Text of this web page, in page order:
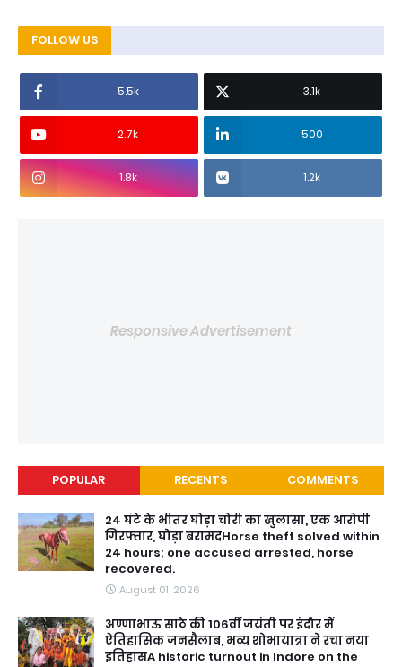
FOLLOW US
5.5k 3.1k
2.7k 500
1.8k 1.2k
Responsive Advertisement
POPULAR RECENTS COMMENTS
24 घंटे के भीतर घोड़ा चोरी का खुलासा, एक आरोपी
गिरफ्तार, घोड़ा बरामदHorse theft solved within
24 hours; one accused arrested, horse
recovered.
August 01, 2026
अण्णाभाऊ साठे की 106वीं जयंती पर इंदौर में
ऐतिहासिक जनसैलाब, भव्य शोभायात्रा ने रचा नया
इतिहासA historic turnout in Indore on the